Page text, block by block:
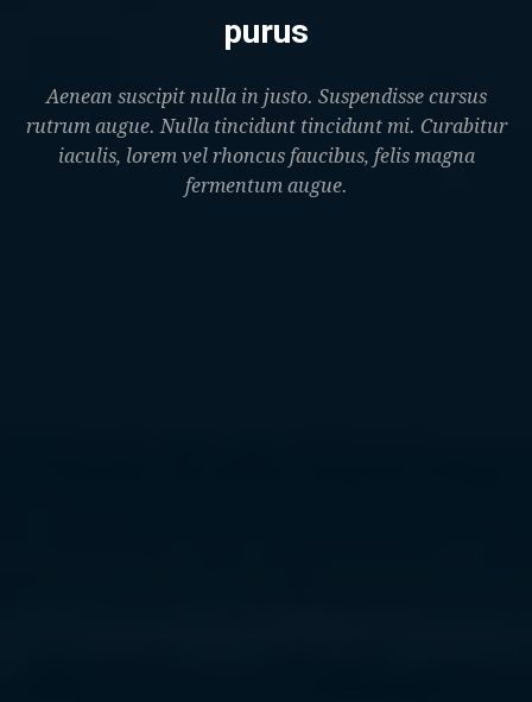
purus
Aenean suscipit nulla in justo. Suspendisse cursus
rutrum augue. Nulla tincidunt tincidunt mi. Curabitur
iaculis, lorem vel rhoncus faucibus, felis magna
fermentum augue.